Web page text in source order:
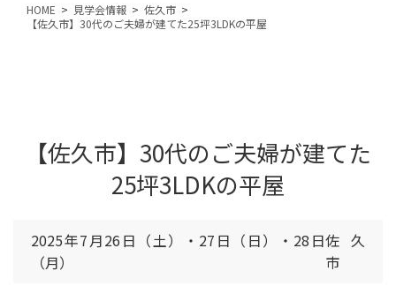
HOME 見学会情報
佐久市
【佐久市】30代のご夫婦が建てた25坪3LDKの平屋
【佐久市】30代のご夫婦が建てた
25坪3LDKの平屋
2025年7月26日（土）・27日（日）・28日
（月）
佐久
市